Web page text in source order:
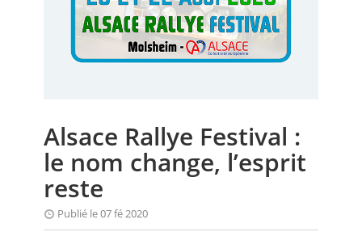
CALENDRIER
ANNUAIRES
PETITES ANNONCES
Alsace Rallye Festival :
le nom change, l’esprit
reste
Publié le 07 fé 2020